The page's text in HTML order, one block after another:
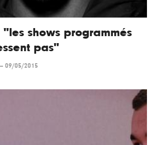
"les shows programmés
pas"
-- 09/05/2015